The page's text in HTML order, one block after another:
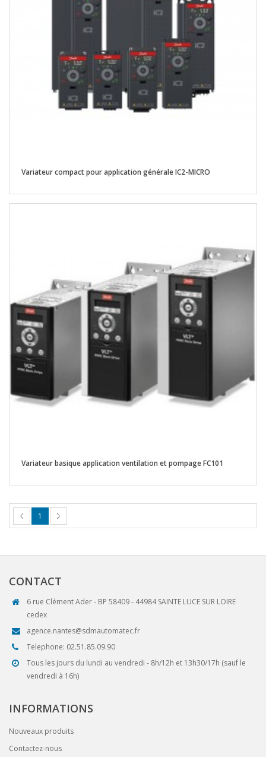
Variateur compact pour application générale IC2-MICRO
Variateur basique application ventilation et pompage FC101
1
CONTACT
6 rue Clément Ader - BP 58409 - 44984 SAINTE LUCE SUR LOIRE
cedex
agence.nantes@sdmautomatec.fr
Telephone: 02.51.85.09.90
Tous les jours du lundi au vendredi - 8h/12h et 13h30/17h (sauf le
vendredi à 16h)
INFORMATIONS
Nouveaux produits
Contactez-nous